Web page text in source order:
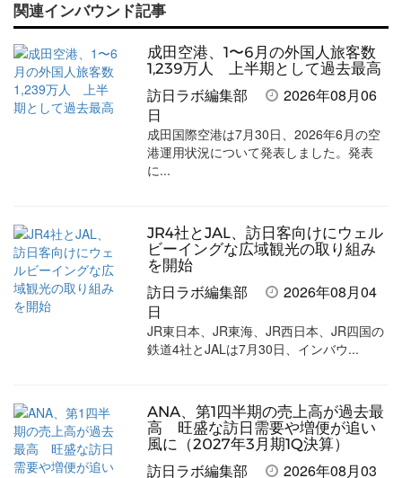
記
事
を
シ
記
ブ
ッ
ク
マ
ー
追
事
を
購
読
す
ガ
登
録
す
る
関連インバウンド記事
成田空港、1〜6月の外国人旅客数
1,239万人 上半期として過去最高
訪日ラボ編集部
2026年08月06
日
成田国際空港は7月30日、2026年6月の空
港運用状況について発表しました。発表
に...
JR4社とJAL、訪日客向けにウェル
ビーイングな広域観光の取り組み
を開始
訪日ラボ編集部
2026年08月04
日
JR東日本、JR東海、JR西日本、JR四国の
鉄道4社とJALは7月30日、インバウ...
ANA、第1四半期の売上高が過去最
高 旺盛な訪日需要や増便が追い
風に（2027年3月期1Q決算）
訪日ラボ編集部
2026年08月03